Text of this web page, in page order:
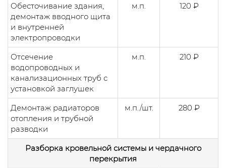
Обесточивание здания,
демонтаж вводного щита
и внутренней
электропроводки
м.п. 120 ₽
Отсечение
водопроводных и
канализационных труб с
установкой заглушек
м.п. 210 ₽
Демонтаж радиаторов
отопления и трубной
разводки
м.п./шт. 280 ₽
Разборка кровельной системы и чердачного
перекрытия